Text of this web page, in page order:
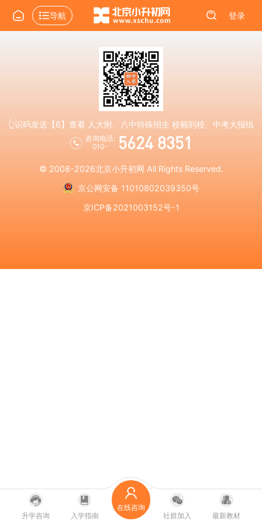
导航 登录
👆识码发送【6】查看 人大附、八中特殊招生 校额到校、中考大报纸
咨询电话:
010-
5624 8351
© 2008-2026北京小升初网 All Rights Reserved.
京公网安备 11010802039350号
京ICP备2021003152号-1
升学咨询 入学指南
在线咨询
社群加入
最新教材